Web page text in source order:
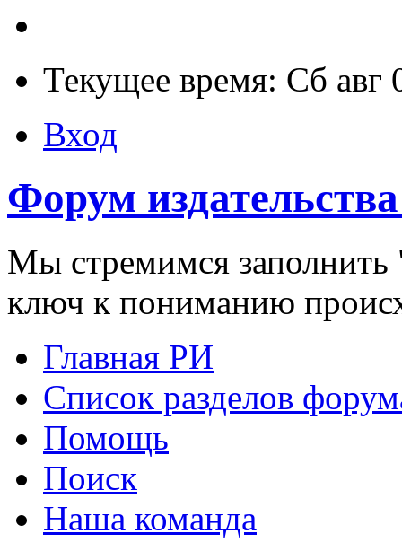
Текущее время: Сб авг
Вход
Форум
Мы стремимся заполнить
ключ к пониманию
Главная РИ
Список разделов
Помощь
Поиск
Наша команда